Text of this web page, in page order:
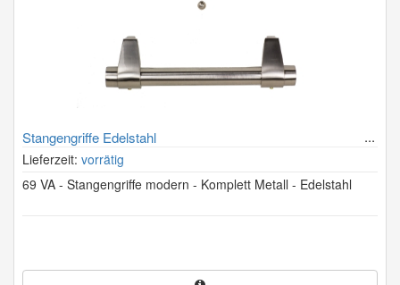
Stangengriffe Edelstahl
Lieferzeit: vorrätig
69 VA - Stangengriffe modern - Komplett Metall - Edelstahl